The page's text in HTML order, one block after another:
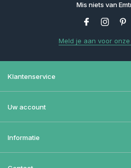
Mis niets van
Meld je aan voor
Klantenservice
Uw account
Informatie